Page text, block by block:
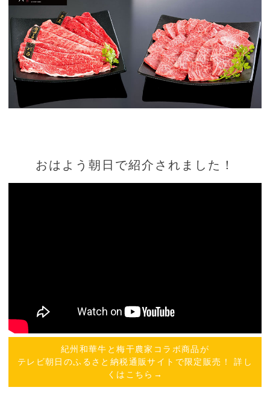
おはよう朝日で紹介されました！
紀州和華牛と梅干農家コラボ商品が
テレビ朝日のふるさと納税通販サイトで限定販売！ 詳し
くはこちら→